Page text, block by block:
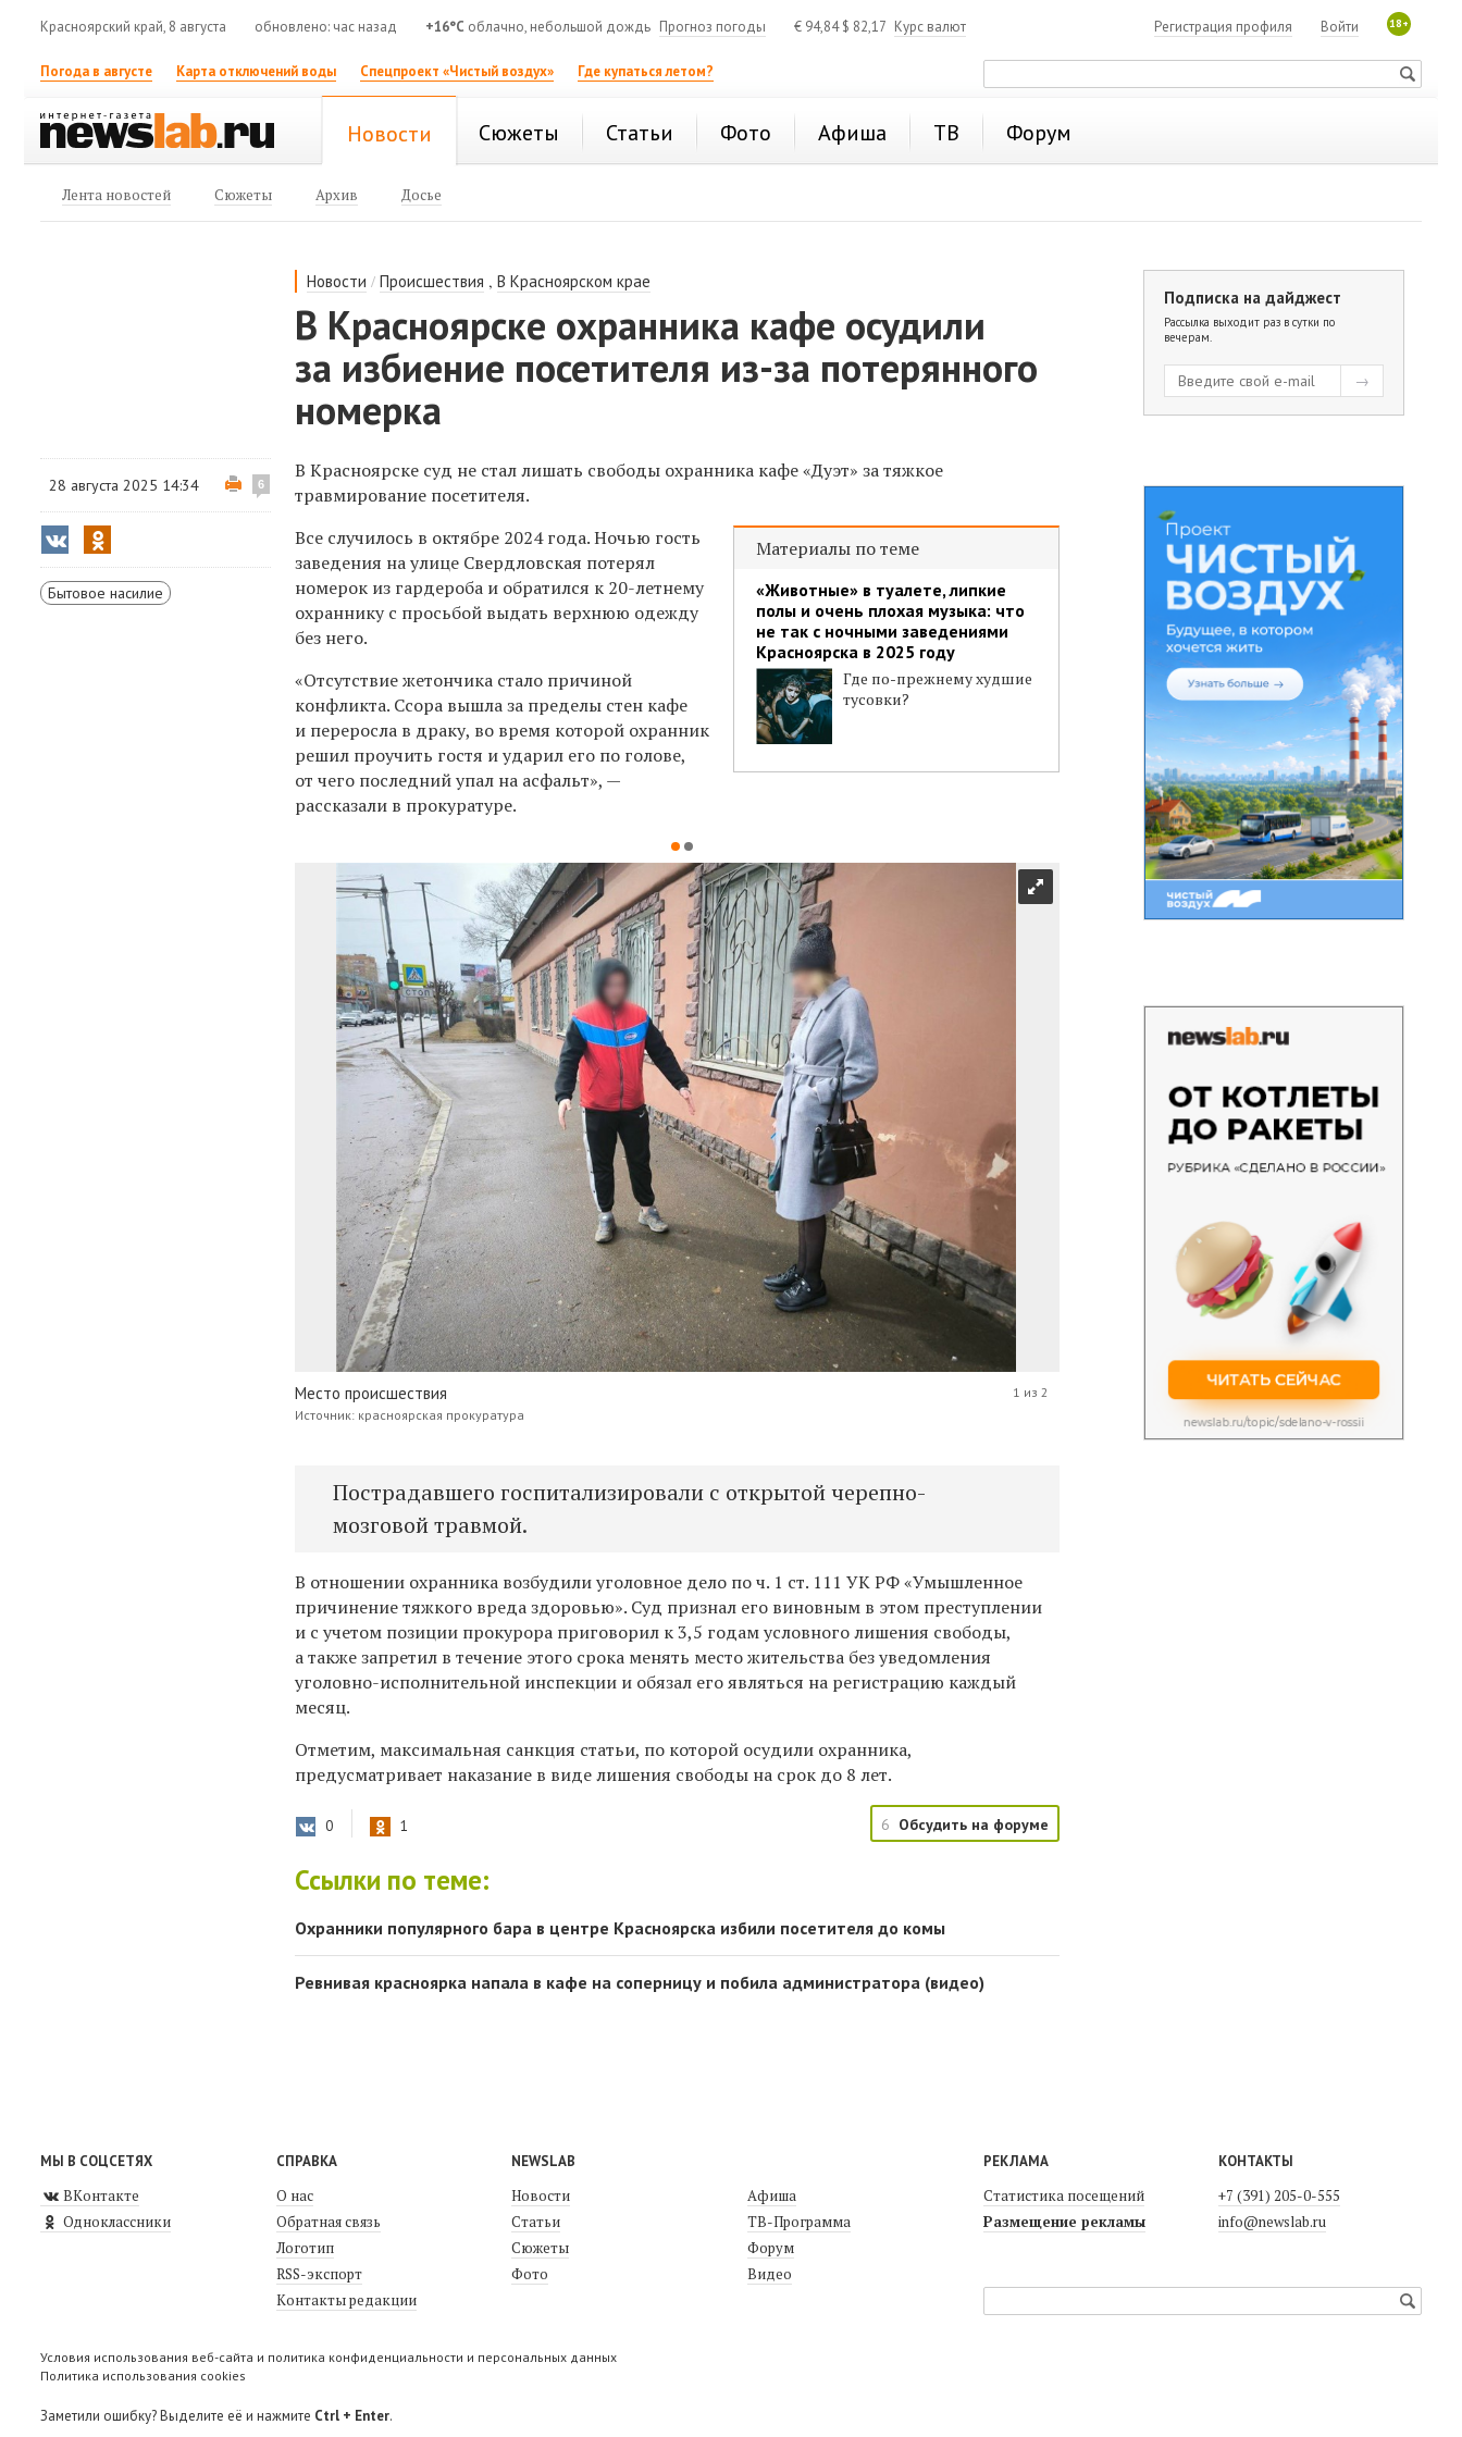
Красноярский край, 8 августа обновлено: час назад +16°C облачно, небольшой дождь Прогноз погоды € 94,84$ 82,17 Курс валют 18+
Войти
Регистрация профиля
Погода в августе Карта отключений воды Спецпроект «Чистый воздух» Где купаться летом?
Новости Сюжеты Статьи Фото Афиша ТВ Форум
Лента новостей Сюжеты Архив Досье
Новости /Происшествия ,В Красноярском крае
В Красноярске охранника кафе осудили
за избиение посетителя из-за потерянного
номерка
28 августа 2025 14:34 6
Бытовое насилие
В Красноярске суд не стал лишать свободы охранника кафе «Дуэт» за тяжкое
травмирование посетителя.
Материалы по теме
«Животные» в туалете, липкие
полы и очень плохая музыка: что
не так с ночными заведениями
Красноярска в 2025 году
Где по-прежнему худшие
тусовки?
Все случилось в октябре 2024 года. Ночью гость
заведения на улице Свердловская потерял
номерок из гардероба и обратился к 20-летнему
охраннику с просьбой выдать верхнюю одежду
без него.
«Отсутствие жетончика стало причиной
конфликта. Ссора вышла за пределы стен кафе
и переросла в драку, во время которой охранник
решил проучить гостя и ударил его по голове,
от чего последний упал на асфальт», —
рассказали в прокуратуре.
Место происшествия
Источник: красноярская прокуратура
1 из 2
Пострадавшего госпитализировали с открытой черепно-
мозговой травмой.
В отношении охранника возбудили уголовное дело по ч. 1 ст. 111 УК РФ «Умышленное
причинение тяжкого вреда здоровью». Суд признал его виновным в этом преступлении
и сучетом позиции прокурора приговорил к 3,5 годам условного лишения свободы,
а также запретил в течение этого срока менять место жительства без уведомления
уголовно-исполнительной инспекции и обязал его являться на регистрацию каждый
месяц.
Отметим, максимальная санкция статьи, по которой осудили охранника,
предусматривает наказание в виде лишения свободы на срок до 8 лет.
0 1 6 Обсудить на форуме
Ссылки по теме:
Охранники популярного бара в центре Красноярска избили посетителя до комы
Ревнивая красноярка напала в кафе на соперницу и побила администратора (видео)
Подписка на дайджест
Рассылка выходит раз в сутки по
вечерам.
МЫ В СОЦСЕТЯХ
ВКонтакте
Одноклассники
СПРАВКА
О нас
Обратная связь
Логотип
RSS-экспорт
Контакты редакции
NEWSLAB
Новости
Статьи
Сюжеты
Фото
Афиша
ТВ-Программа
Форум
Видео
РЕКЛАМА
Статистика посещений
Размещение рекламы
КОНТАКТЫ
+7 (391) 205-0-555
info@newslab.ru
Условия использования веб-сайта и политика конфиденциальности и персональных данных
Политика использования cookies
Заметили ошибку? Выделите её и нажмите Ctrl + Enter.